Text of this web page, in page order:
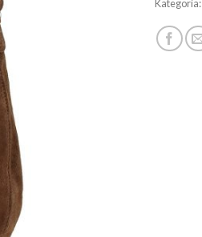
Kategoria: